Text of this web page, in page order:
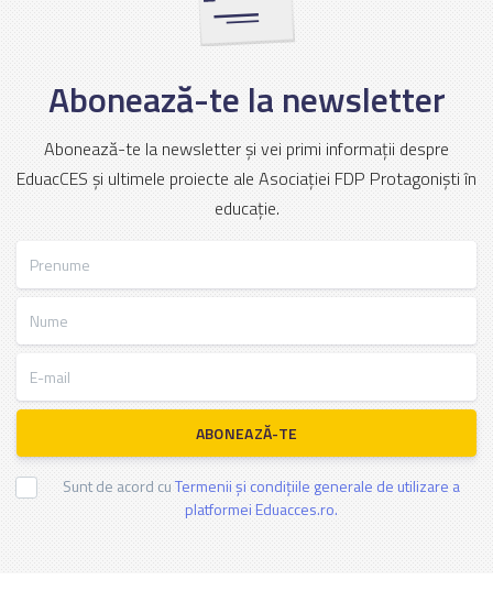
Abonează-te la newsletter
Abonează-te la newsletter și vei primi informații despre
EduacCES și ultimele proiecte ale Asociației FDP Protagoniști în
educație.
ABONEAZĂ-TE
Sunt de acord cuTermenii și condițiile generale de utilizare a
platformei Eduacces.ro.